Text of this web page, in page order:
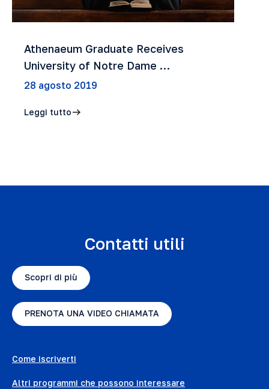
28 agosto 2019
Athenaeum Graduate Receives
University of Notre Dame …
Leggi tutto
Contatti utili
Scopri di più
PRENOTA UNA VIDEO CHIAMATA
Come iscriverti
Altri programmi che possono interessare